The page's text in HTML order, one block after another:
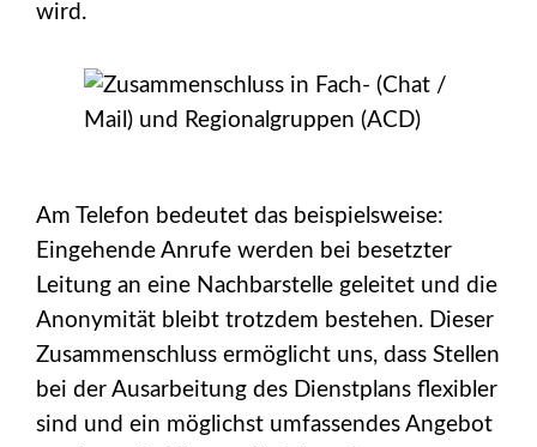
wird.
Am Telefon bedeutet das beispielsweise:
Eingehende Anrufe werden bei besetzter
Leitung an eine Nachbarstelle geleitet und die
Anonymität bleibt trotzdem bestehen. Dieser
Zusammenschluss ermöglicht uns, dass Stellen
bei der Ausarbeitung des Dienstplans flexibler
sind und ein möglichst umfassendes Angebot